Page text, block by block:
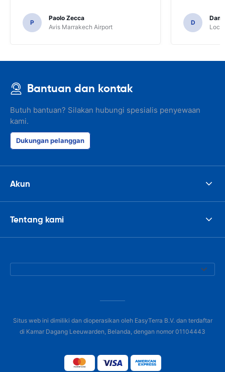
P
Paolo Zecca
Avis Marrakech Airport
D
Bantuan dan kontak
Butuh bantuan? Silakan hubungi spesialis penyewaan
kami.
Dukungan pelanggan
Akun
Tentang kami
Situs web ini dimiliki dan dioperasikan oleh EasyTerra B.V. dan terdaftar
di Kamar Dagang Leeuwarden, Belanda, dengan nomor 01104443